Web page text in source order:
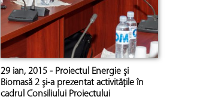
29 ian, 2015 - Proiectul Energie şi
Biomasă 2 şi-a prezentat activităţile în
cadrul Consiliului Proiectului